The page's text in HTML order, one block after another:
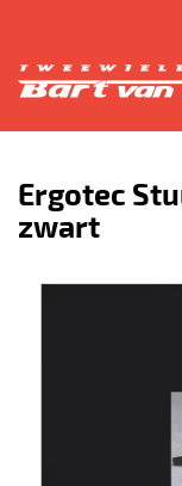
Ergotec
zwart